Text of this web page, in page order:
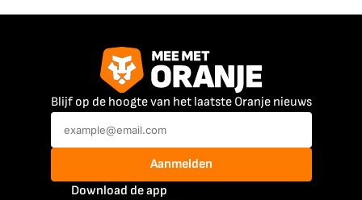
Blijf op de hoogte van het laatste Oranje nieuws
Aanmelden
Download de app